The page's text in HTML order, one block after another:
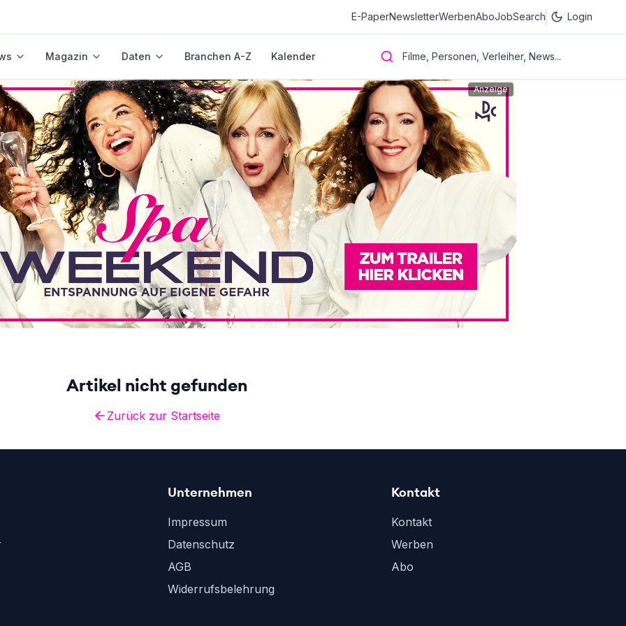
E-PaperNewsletterWerbenAboJobSearch Login
Magazin Daten Branchen A-Z Kalender Filme, Personen, Verleiher, News...
Anzeige
Artikel nicht gefunden
Zurück zur Startseite
Unternehmen
Impressum
Datenschutz
AGB
Widerrufsbelehrung
Kontakt
Kontakt
Werben
Abo